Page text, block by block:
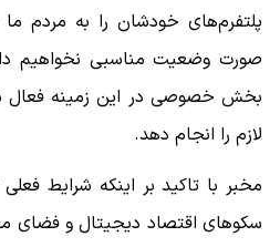
پلتفرم‌های خودشان را به مردم
صورت وضعیت مناسبی نخواهیم
بخش خصوصی در این زمینه
لازم را انجام دهد.
مخبر با تاکید بر اینکه شرایط
سکوهای اقتصاد دیجیتال و فضای